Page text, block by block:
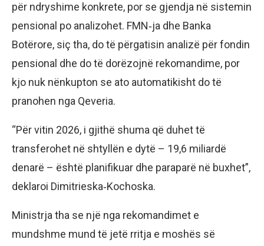
për ndryshime konkrete, por se gjendja në sistemin
pensional po analizohet. FMN‑ja dhe Banka
Botërore, siç tha, do të përgatisin analizë për fondin
pensional dhe do të dorëzojnë rekomandime, por
kjo nuk nënkupton se ato automatikisht do të
pranohen nga Qeveria.
“Për vitin 2026, i gjithë shuma që duhet të
transferohet në shtyllën e dytë – 19,6 miliardë
denarë – është planifikuar dhe paraparë në buxhet”,
deklaroi Dimitrieska‑Kochoska.
Ministrja tha se një nga rekomandimet e
mundshme mund të jetë rritja e moshës së